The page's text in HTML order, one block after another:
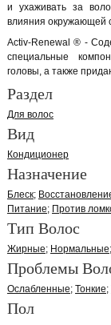
и ухаживать за
влияния окружающей
Activ-Renewal ® -
специальные
головы, а также
Раздел
Для волос
Вид
Кондиционер
Назначение
Блеск
Питание
Против
Тип Волос
Жирные Нормальные
Проблемы
Ослабленные Тонкие
Пол